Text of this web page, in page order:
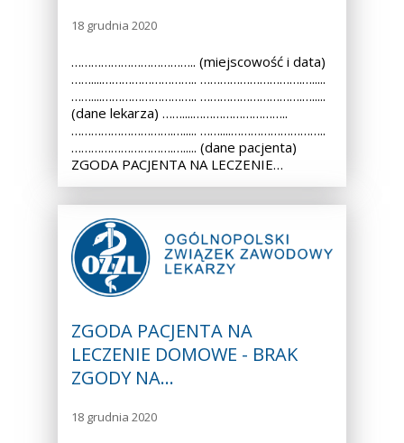
18 grudnia 2020
……………………………….. (miejscowość i data)
……....……………………….. ………………………….….....
……....……………………….. ………………………….….....
(dane lekarza) ……....………………………..
………………………….…..... ……....………………………..
………………………….…..... (dane pacjenta)
ZGODA PACJENTA NA LECZENIE…
ZGODA PACJENTA NA
LECZENIE DOMOWE - BRAK
ZGODY NA…
18 grudnia 2020